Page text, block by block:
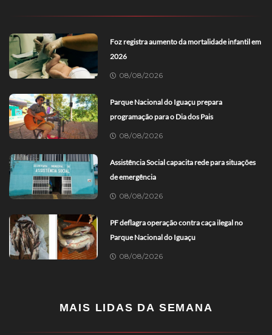
Foz registra aumento da mortalidade infantil em
2026
08/08/2026
Parque Nacional do Iguaçu prepara
programação para o Dia dos Pais
08/08/2026
Assistência Social capacita rede para situações
de emergência
08/08/2026
PF deflagra operação contra caça ilegal no
Parque Nacional do Iguaçu
08/08/2026
MAIS LIDAS DA SEMANA